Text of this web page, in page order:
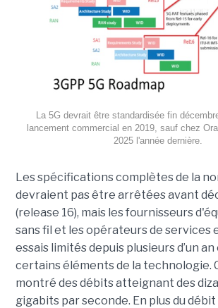
La 5G devrait être standardisée fin
lancement commercial en 2019, sauf chez
2025 l'année dernière.
Les spécifications complètes de la
devraient pas être arrêtées avant
(release 16), mais les fournisseurs
sans fil et les opérateurs de services
essais limités depuis plusieurs d’un
certains éléments de la technologie.
montré des débits atteignant des
gigabits par seconde. En plus du